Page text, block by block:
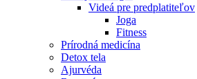
Videá pre predplatiteľov
Joga
Fitness
Prírodná medicína
Detox tela
Ajurvéda